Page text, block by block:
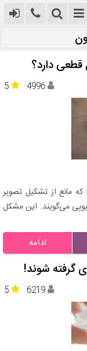
قطعی دارد؟
5 4996
مانع از تشکیل تصویر
می‌گویند. این مشکل
ادامه
گرفته شوند!
5 6219